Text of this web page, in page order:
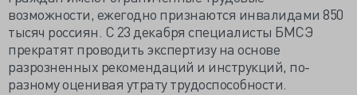
возможности, ежегодно признаются инвалидами 850
тысяч россиян. С 23 декабря специалисты БМСЭ
прекратят проводить экспертизу на основе
разрозненных рекомендаций и инструкций, по-
разному оценивая утрату трудоспособности.